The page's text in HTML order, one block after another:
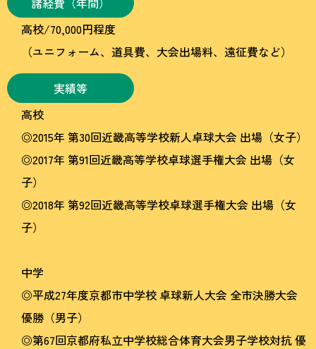
高校/70,000円程度
（ユニフォーム、道具費、大会出場料、遠征費など）
実績等
高校
◎2015年 第30回近畿高等学校新人卓球大会 出場（女子）
◎2017年 第91回近畿高等学校卓球選手権大会 出場（女
子）
◎2018年 第92回近畿高等学校卓球選手権大会 出場（女
子）
中学
◎平成27年度京都市中学校 卓球新人大会 全市決勝大会
優勝（男子）
◎第67回京都府私立中学校総合体育大会男子学校対抗 優